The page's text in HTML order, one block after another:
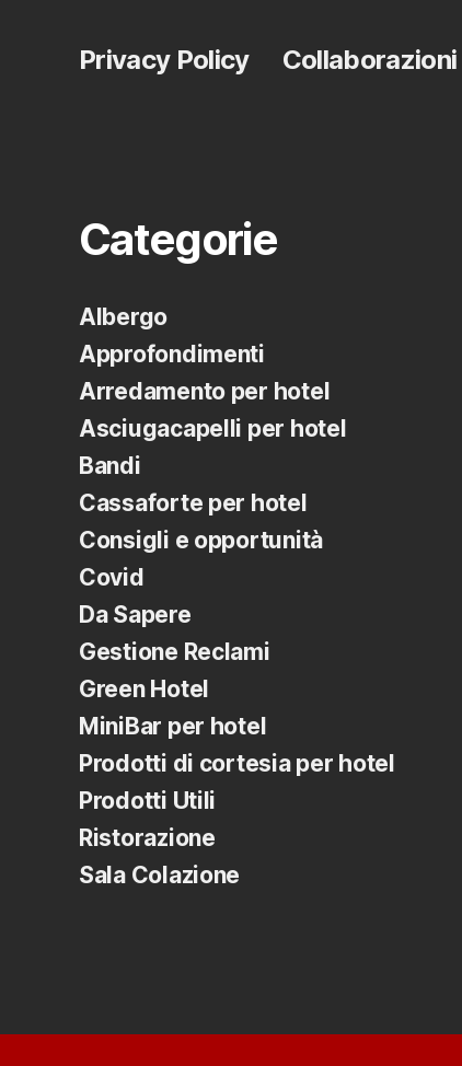
Privacy Policy Collaborazioni
Categorie
Albergo
Approfondimenti
Arredamento per hotel
Asciugacapelli per hotel
Bandi
Cassaforte per hotel
Consigli e opportunità
Covid
Da Sapere
Gestione Reclami
Green Hotel
MiniBar per hotel
Prodotti di cortesia per hotel
Prodotti Utili
Ristorazione
Sala Colazione